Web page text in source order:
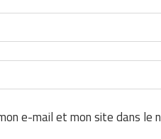
e-mail et mon site dans le